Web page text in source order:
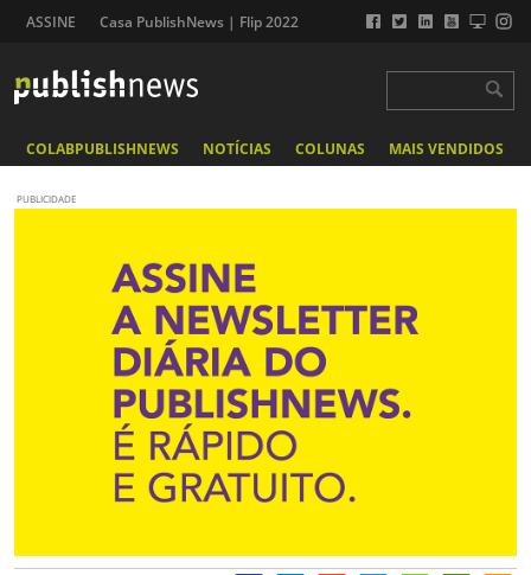
ASSINE Casa PublishNews | Flip 2022
COLABPUBLISHNEWS NOTÍCIAS COLUNAS MAIS VENDIDOS
PUBLICIDADE